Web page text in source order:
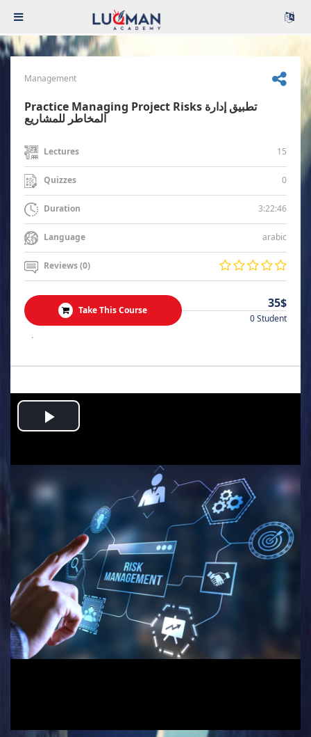
Management
Practice Managing Project Risks تطبيق إدارة
المخاطر للمشاريع
Lectures 15
Quizzes 0
Duration 3:22:46
Language arabic
Reviews (0)
Take This Course 35$
0 Student
.
Play
Video